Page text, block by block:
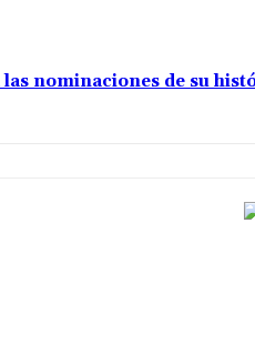
nominaciones de su